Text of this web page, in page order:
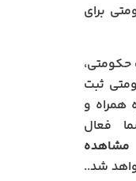
حکومتی برای
حکومتی،
حکومتی ثبت
همراه و
فعال
شد..